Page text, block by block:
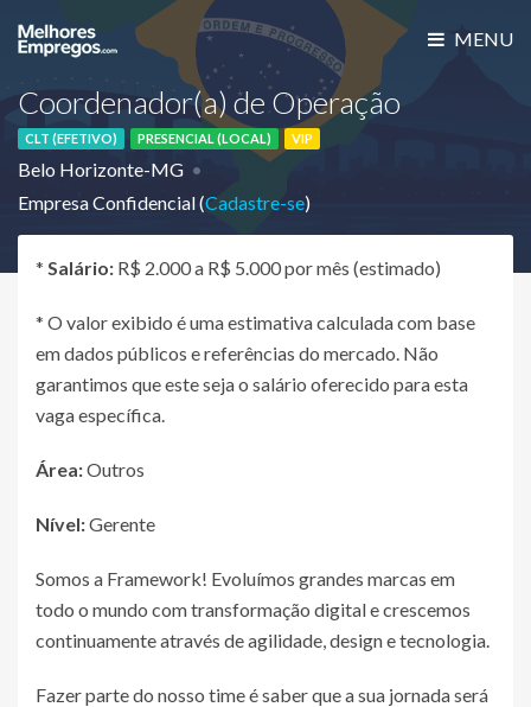
MENU
Coordenador(a) de Operação
CLT (EFETIVO) PRESENCIAL (LOCAL) VIP
Belo Horizonte-MG
Empresa Confidencial (Cadastre-se)
* Salário: R$ 2.000 a R$ 5.000 por mês (estimado)
* O valor exibido é uma estimativa calculada com base
em dados públicos e referências do mercado. Não
garantimos que este seja o salário oferecido para esta
vaga específica.
Área:Outros
Nível:Gerente
Somos a Framework! Evoluímos grandes marcas em
todo o mundo com transformação digital e crescemos
continuamente através de agilidade, design e tecnologia.
Fazer parte do nosso time é saber que a sua jornada será